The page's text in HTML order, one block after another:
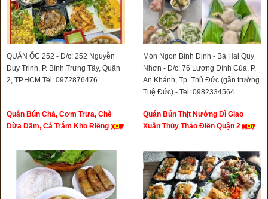
QUÁN ỐC 252 - Đ/c: 252 Nguyễn
Duy Trinh, P. Bình Trưng Tây, Quận
2, TP.HCM Tel: 0972876476
Món Ngon Bình Định - Bà Hai Quy
Nhơn - Đ/c: 76 Lương Đình Của, P.
An Khánh, Tp. Thủ Đức (gần trường
Tuệ Đức) - Tel: 0982334564
Quán Bún Chả, Cơm Trưa, Chè
Dừa Dầm, Cá Trắm Kho Riềng
Quán Bún Thịt Nướng Dì Giao
Xuân Thủy Thảo Điền Quận 2